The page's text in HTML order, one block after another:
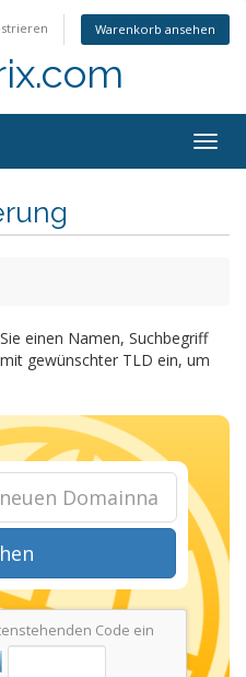
Warenkorb ansehen
einen Namen, Suchbegriff
gewünschter TLD ein, um
Code ein